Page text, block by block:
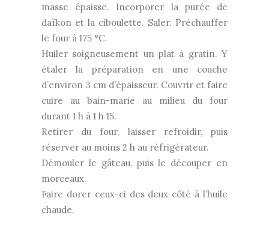
masse épaisse. Incorporer la purée de
daïkon et la ciboulette. Saler. Préchauffer
le four à 175 °C.
Huiler soigneusement un plat à gratin. Y
étaler la préparation en une couche
d’environ 3 cm d’épaisseur. Couvrir et faire
cuire au bain-marie au milieu du four
durant 1 h à 1 h 15.
Retirer du four, laisser refroidir, puis
réserver au moins 2 h au réfrigérateur.
Démouler le gâteau, puis le découper en
morceaux.
Faire dorer ceux-ci des deux côté à l’huile
chaude.